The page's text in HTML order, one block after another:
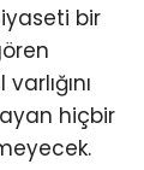
bir
hiçbir